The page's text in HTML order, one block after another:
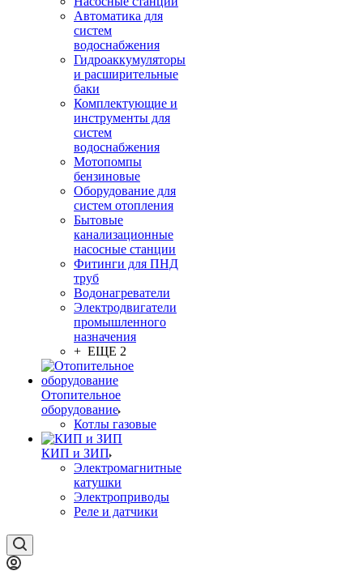
Автоматика для
систем
водоснабжения
Гидроаккумуляторы
и расширительные
баки
Комплектующие и
инструменты для
систем
водоснабжения
Мотопомпы
бензиновые
Оборудование для
систем отопления
Бытовые
канализационные
насосные станции
Фитинги для ПНД
труб
Водонагреватели
Электродвигатели
промышленного
назначения
+ ЕЩЕ 2
Отопительное
оборудование
Котлы газовые
КИП и ЗИП
Электромагнитные
катушки
Электроприводы
Реле и датчики